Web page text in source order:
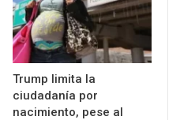
Trump limita la
ciudadanía por
nacimiento, pese al